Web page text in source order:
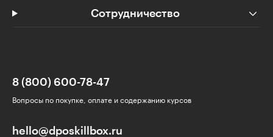
Сотрудничество
8 (800) 600-78-47
Вопросы по покупке, оплате и содержанию курсов
hello@dposkillbox.ru